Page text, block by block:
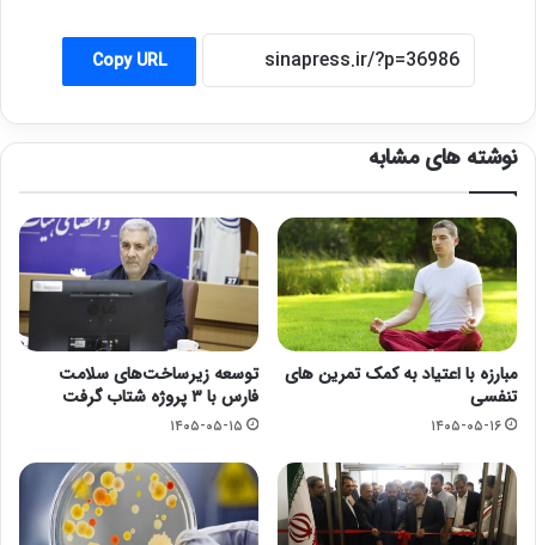
Copy URL
نوشته های مشابه
مبارزه با اعتیاد به کمک تمرین های
تنفسی
۱۴۰۵-۰۵-۱۶
توسعه زیرساخت‌های سلامت
فارس با ۳ پروژه شتاب گرفت
۱۴۰۵-۰۵-۱۵